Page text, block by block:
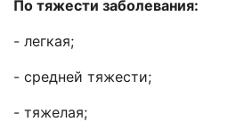
По тяжести заболевания:
- легкая;
- средней тяжести;
- тяжелая;